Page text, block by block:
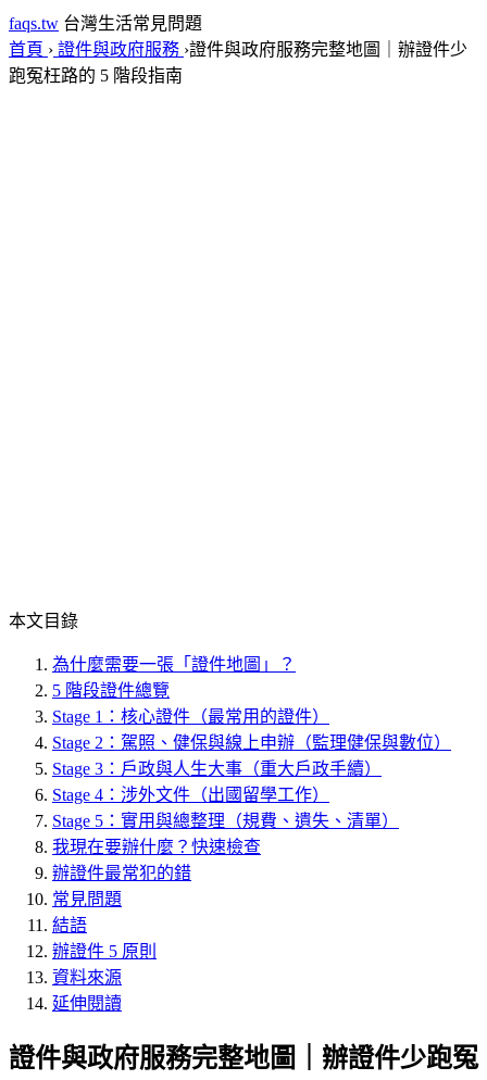
faqs.tw 台灣生活常見問題
首頁 › 證件與政府服務 ›證件與政府服務完整地圖｜辦證件少
跑冤枉路的 5 階段指南
本文目錄
為什麼需要一張「證件地圖」？
5 階段證件總覽
Stage 1：核心證件（最常用的證件）
Stage 2：駕照、健保與線上申辦（監理健保與數位）
Stage 3：戶政與人生大事（重大戶政手續）
Stage 4：涉外文件（出國留學工作）
Stage 5：實用與總整理（規費、遺失、清單）
我現在要辦什麼？快速檢查
辦證件最常犯的錯
常見問題
結語
辦證件 5 原則
資料來源
延伸閱讀
證件與政府服務完整地圖｜辦證件少跑冤